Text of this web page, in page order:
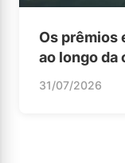
Os prêmios
ao longo da
31/07/2026